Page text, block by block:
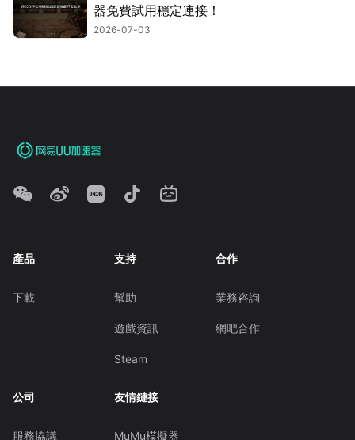
器免費試用穩定連接！
2026-07-03
產品
下載
支持
幫助
遊戲資訊
Steam
合作
業務咨詢
網吧合作
公司
服務協議
友情鏈接
MuMu模擬器